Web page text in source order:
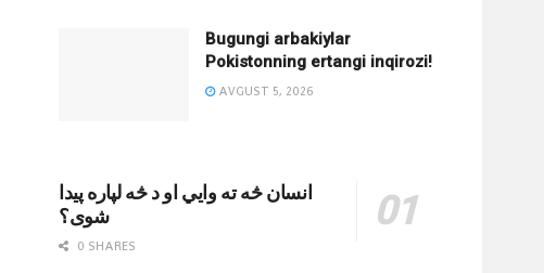
Bugungi arbakiylar
Pokistonning ertangi inqirozi!
AVGUST 5, 2026
انسان څه ته وایي او د څه لپاره پیدا
شوی؟
0 SHARES